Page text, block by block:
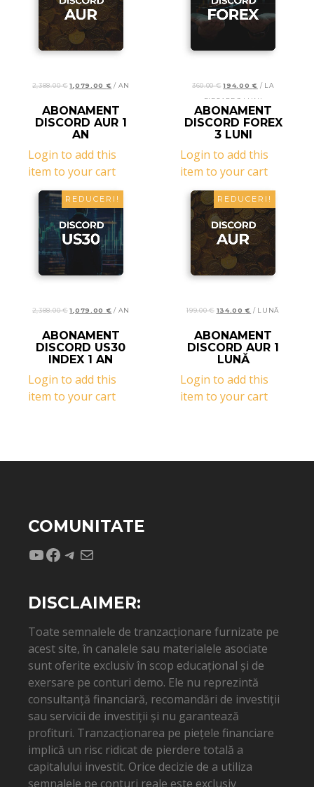
2,388.00€ 1,079.00€ / AN
READ MORE
ABONAMENT
DISCORD AUR 1
AN
Login to add this
item to your cart
360.00€ 194.00€ / LA
FIECARE 3 LUNI
READ MORE
ABONAMENT
DISCORD FOREX
3 LUNI
Login to add this
item to your cart
REDUCERI!
2,388.00€ 1,079.00€ / AN
READ MORE
ABONAMENT
DISCORD US30
INDEX 1 AN
Login to add this
item to your cart
REDUCERI!
199.00€ 134.00€ / LUNĂ
READ MORE
ABONAMENT
DISCORD AUR 1
LUNĂ
Login to add this
item to your cart
COMUNITATE
YouTube
Facebook
Telegram
Mail
DISCLAIMER:
Toate semnalele de tranzacționare furnizate pe
acest site, în canalele sau materialele asociate
sunt oferite exclusiv în scop educațional și de
exersare pe conturi demo. Ele nu reprezintă
consultanță financiară, recomandări de investiții
sau servicii de investiții și nu garantează
profituri. Tranzacționarea pe piețele financiare
implică un risc ridicat de pierdere totală a
capitalului investit. Orice decizie de a utiliza
semnalele pe conturi reale este exclusiv